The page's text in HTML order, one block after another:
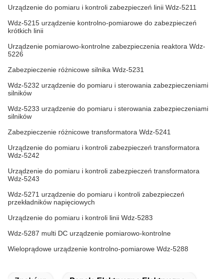
Urządzenie do pomiaru i kontroli zabezpieczeń linii Wdz-5211
Wdz-5215 urządzenie kontrolno-pomiarowe do zabezpieczeń
krótkich linii
Urządzenie pomiarowo-kontrolne zabezpieczenia reaktora Wdz-
5226
Zabezpieczenie różnicowe silnika Wdz-5231
Wdz-5232 urządzenie do pomiaru i sterowania zabezpieczeniami
silników
Wdz-5233 urządzenie do pomiaru i sterowania zabezpieczeniami
silników
Zabezpieczenie różnicowe transformatora Wdz-5241
Urządzenie do pomiaru i kontroli zabezpieczeń transformatora
Wdz-5242
Urządzenie do pomiaru i kontroli zabezpieczeń transformatora
Wdz-5243
Wdz-5271 urządzenie do pomiaru i kontroli zabezpieczeń
przekładników napięciowych
Urządzenie do pomiaru i kontroli linii Wdz-5283
Wdz-5287 multi DC urządzenie pomiarowo-kontrolne
Wieloprądowe urządzenie kontrolno-pomiarowe Wdz-5288